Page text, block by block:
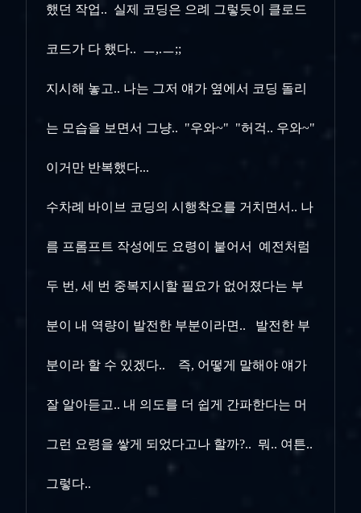
했던 작업.. 실제 코딩은 으례 그렇듯이 클로드
코드가 다 했다.. ㅡ,.ㅡ;;
지시해 놓고.. 나는 그저 얘가 옆에서 코딩 돌리
는 모습을 보면서 그냥.. "우와~" "허걱.. 우와~"
이거만 반복했다...
수차례 바이브 코딩의 시행착오를 거치면서.. 나
름 프롬프트 작성에도 요령이 붙어서 예전처럼
두 번, 세 번 중복지시할 필요가 없어졌다는 부
분이 내 역량이 발전한 부분이라면.. 발전한 부
분이라 할 수 있겠다.. 즉, 어떻게 말해야 얘가
잘 알아듣고.. 내 의도를 더 쉽게 간파한다는 머
그런 요령을 쌓게 되었다고나 할까?.. 뭐.. 여튼..
그렇다..